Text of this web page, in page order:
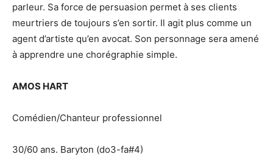
parleur. Sa force de persuasion permet à ses clients
meurtriers de toujours s’en sortir. Il agit plus comme un
agent d’artiste qu’en avocat. Son personnage sera amené
à apprendre une chorégraphie simple.
AMOS HART
Comédien/Chanteur professionnel
30/60 ans. Baryton (do3-fa#4)